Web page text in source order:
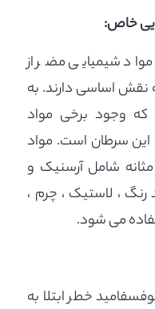
خاص:
شیمیایی مضر از
نقش اساسی دارند. به
وجود برخی مواد
این سرطان است. مواد
شامل آرسنیک و
، لاستیک ، چرم ،
می شود.
خطر ابتلا به